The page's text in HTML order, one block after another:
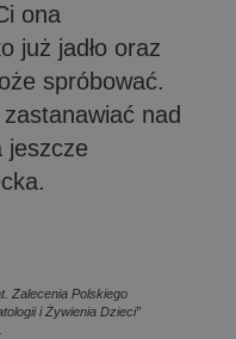
ona
już jadło oraz
spróbować.
nad
jeszcze
Zalecenia Polskiego
i Żywienia Dzieci”